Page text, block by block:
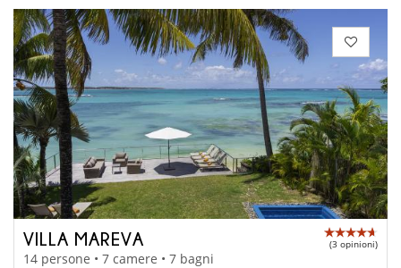
VILLA MAREVA (3 opinioni)
14 persone • 7 camere • 7 bagni